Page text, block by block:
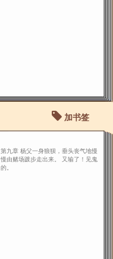
加书签
第九章 杨父一身狼狈，垂头丧气地慢
慢由赌场踱步走出来。 又输了！见鬼
的。